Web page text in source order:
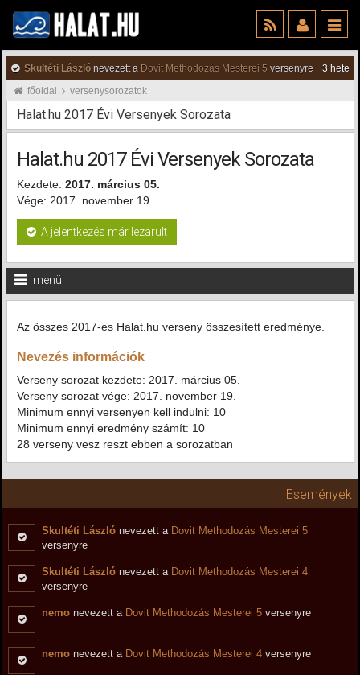
Skultéti László nevezett a Dovit Methodozás Mesterei 5 versenyre
3 hete
főoldal
versenysorozatok
Halat.hu 2017 Évi Versenyek Sorozata
Halat.hu 2017 Évi Versenyek Sorozata
Kezdete: 2017. március 05.
Vége: 2017. november 19.
A jelentkezés már lezárult
menü
Az összes 2017-es Halat.hu verseny összesített eredménye.
Nevezés információk
Verseny sorozat kezdete: 2017. március 05.
Verseny sorozat vége: 2017. november 19.
Minimum ennyi versenyen kell indulni: 10
Minimum ennyi eredmény számít: 10
28 verseny vesz reszt ebben a sorozatban
Események
Skultéti László nevezett a Dovit Methodozás Mesterei 5
versenyre
Skultéti László nevezett a Dovit Methodozás Mesterei 4
versenyre
nemo nevezett a Dovit Methodozás Mesterei 5 versenyre
nemo nevezett a Dovit Methodozás Mesterei 4 versenyre